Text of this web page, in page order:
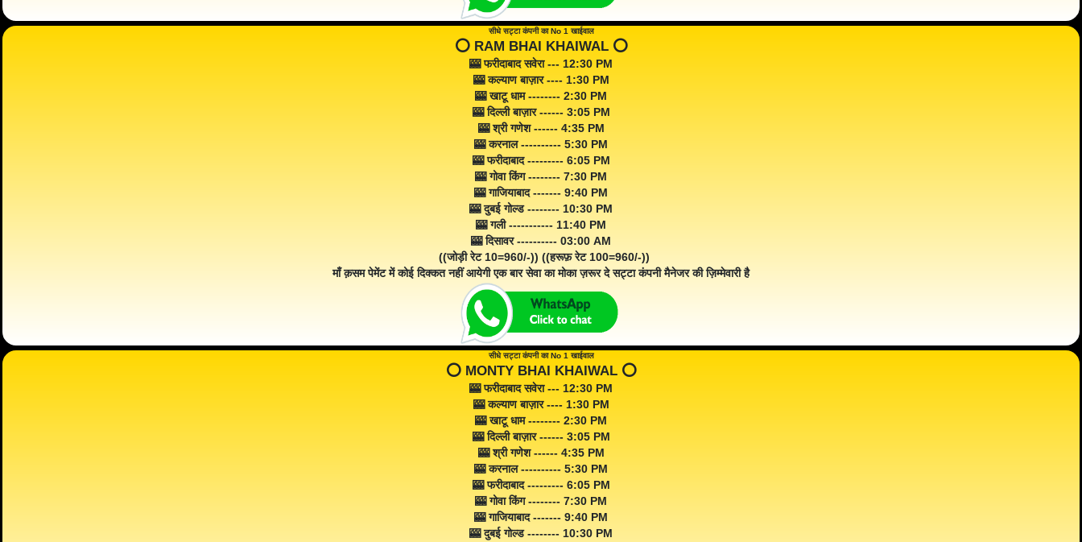
सीधे सट्टा कंपनी का No 1 खाईवाल
⭕️ RAM BHAI KHAIWAL ⭕️
🎰 फरीदाबाद सवेरा --- 12:30 PM
🎰 कल्याण बाज़ार ---- 1:30 PM
🎰 खाटू धाम -------- 2:30 PM
🎰 दिल्ली बाज़ार ------ 3:05 PM
🎰 श्री गणेश ------ 4:35 PM
🎰 करनाल ---------- 5:30 PM
🎰 फरीदाबाद --------- 6:05 PM
🎰 गोवा किंग -------- 7:30 PM
🎰 गाजियाबाद ------- 9:40 PM
🎰 दुबई गोल्ड -------- 10:30 PM
🎰 गली ----------- 11:40 PM
🎰 दिसावर ---------- 03:00 AM
((जोड़ी रेट 10=960/-)) ((हरूफ़ रेट 100=960/-))
माँ क़सम पेमेंट में कोई दिक्कत नहीं आयेगी एक बार सेवा का मोका ज़रूर दे सट्टा कंपनी मैनेजर की ज़िम्मेवारी है
सीधे सट्टा कंपनी का No 1 खाईवाल
⭕️ MONTY BHAI KHAIWAL ⭕️
🎰 फरीदाबाद सवेरा --- 12:30 PM
🎰 कल्याण बाज़ार ---- 1:30 PM
🎰 खाटू धाम -------- 2:30 PM
🎰 दिल्ली बाज़ार ------ 3:05 PM
🎰 श्री गणेश ------ 4:35 PM
🎰 करनाल ---------- 5:30 PM
🎰 फरीदाबाद --------- 6:05 PM
🎰 गोवा किंग -------- 7:30 PM
🎰 गाजियाबाद ------- 9:40 PM
🎰 दुबई गोल्ड -------- 10:30 PM